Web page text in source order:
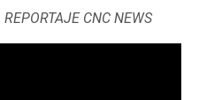
CNC NEWS